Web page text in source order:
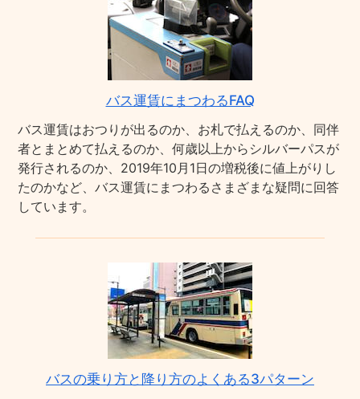
バス運賃にまつわるFAQ
バス運賃はおつりが出るのか、お札で払えるのか、同伴
者とまとめて払えるのか、何歳以上からシルバーパスが
発行されるのか、2019年10月1日の増税後に値上がりし
たのかなど、バス運賃にまつわるさまざまな疑問に回答
しています。
バスの乗り方と降り方のよくある3パターン